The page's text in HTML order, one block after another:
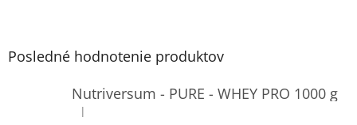
Posledné hodnotenie produktov
Nutriversum - PURE - WHEY PRO 1000 g
Hodnotenie produktu je 4 z 5 hviezdičiek.
|